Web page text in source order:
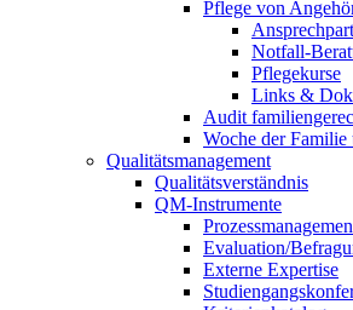
Pflege von
Notfall-
Pflegekurse
Links &
Audit
Woche der Familie
Qualitätsmanagement
Qualitätsverständnis
QM-Instrumente
Evaluation/
Externe Expertise